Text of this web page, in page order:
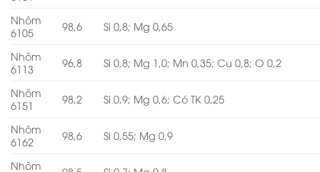
Nhôm
6105
98,6 Si 0,8; Mg 0,65
Nhôm
6113
96,8 Si 0,8; Mg 1,0; Mn 0,35; Cu 0,8; O 0,2
Nhôm
6151
98,2 Si 0,9; Mg 0,6; Có TK 0,25
Nhôm
6162
98,6 Si 0,55; Mg 0,9
Nhôm